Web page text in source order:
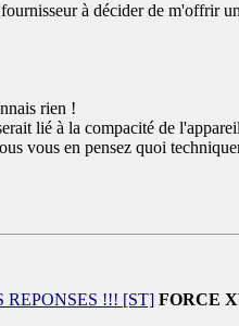
à décider de m'offrir
rien !
lié à la compacité de
vous en pensez quoi
REPONSES !!! [ST] FORCE